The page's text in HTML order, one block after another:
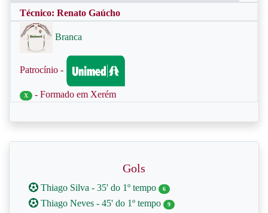
Técnico: Renato Gaúcho
Branca
Patrocínio -
X - Formado em Xerém
Gols
Thiago Silva - 35' do 1º tempo 6
Thiago Neves - 45' do 1º tempo 9